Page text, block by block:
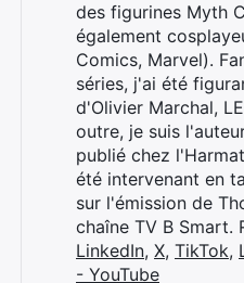
des figurines Myth
également
Comics, Marvel).
séries, j'ai été
d'Olivier Marchal,
outre, je suis
publié chez
été intervenant en
sur l'émission de
chaîne TV B Smart.
LinkedIn, X, TikTok,
- YouTube